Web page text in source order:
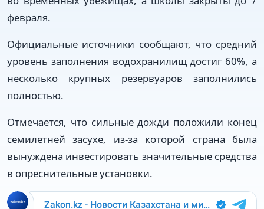
февраля.
Официальные источники сообщают, что средний
уровень заполнения водохранилищ достиг 60%, а
несколько крупных резервуаров заполнились
полностью.
Отмечается, что сильные дожди положили конец
семилетней засухе, из-за которой страна была
вынуждена инвестировать значительные средства
в опреснительные установки.